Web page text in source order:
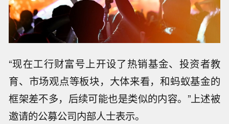
“现在工行财富号上开设了热销基金、投资者教
育、市场观点等板块，大体来看，和蚂蚁基金的
框架差不多，后续可能也是类似的内容。”上述被
邀请的公募公司内部人士表示。